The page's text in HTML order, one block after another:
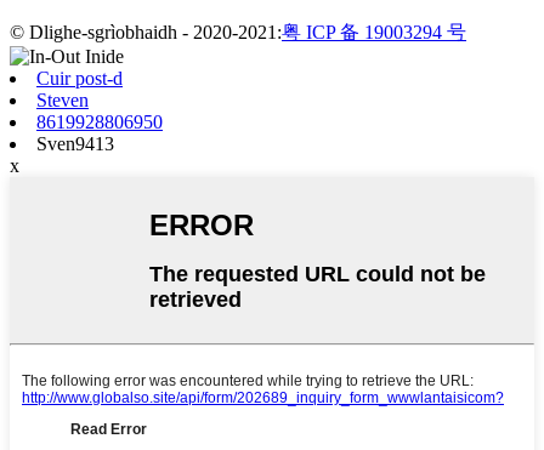
© Dlighe-sgrìobhaidh - 2020-2021:粤 ICP 备 19003294 号
Cuir post-d
Steven
8619928806950
Sven9413
x